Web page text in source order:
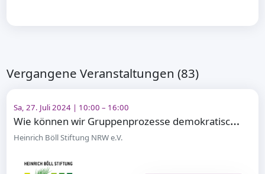
Vergangene Veranstaltungen (83)
Sa, 27. Juli 2024 | 10:00 – 16:00
W
ie können wir Gruppenprozesse demokratischer gestalten?
Heinrich Böll Stiftung NRW e.V.